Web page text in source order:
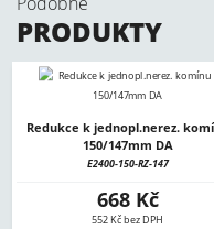
PRODUKTY
Redukce k jednopl.nerez.
150/147mm DA
E2400-150-RZ-147
668 Kč
552 Kč bez DPH